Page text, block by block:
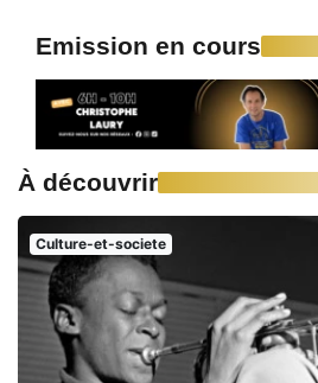
Emission en cours
À découvrir
Culture-et-societe